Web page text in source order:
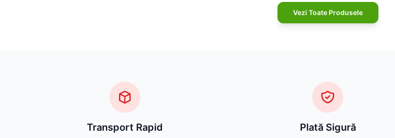
Vezi Toate Produsele
Transport Rapid Plată Sigură